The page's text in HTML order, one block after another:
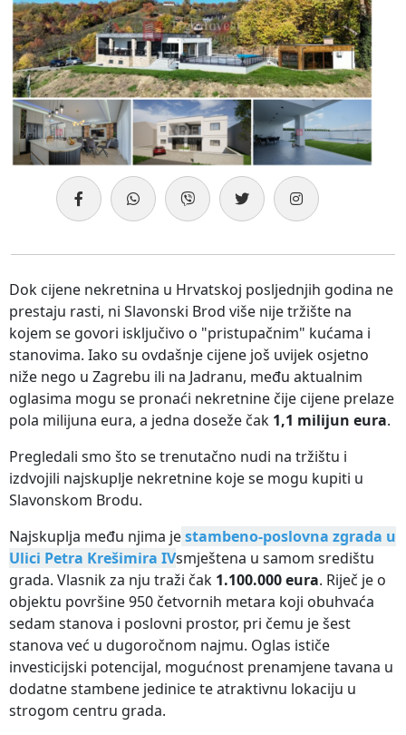
Dok cijene nekretnina u Hrvatskoj posljednjih godina ne
prestaju rasti, ni Slavonski Brod više nije tržište na
kojem se govori isključivo o "pristupačnim" kućama i
stanovima. Iako su ovdašnje cijene još uvijek osjetno
niže nego u Zagrebu ili na Jadranu, među aktualnim
oglasima mogu se pronaći nekretnine čije cijene prelaze
pola milijuna eura, a jedna doseže čak 1,1 milijun eura.
Pregledali smo što se trenutačno nudi na tržištu i
izdvojili najskuplje nekretnine koje se mogu kupiti u
Slavonskom Brodu.
Najskuplja među njima jestambeno-poslovna zgrada u
Ulici Petra Krešimira IVsmještena u samom središtu
grada. Vlasnik za nju traži čak 1.100.000 eura. Riječ je o
objektu površine 950 četvornih metara koji obuhvaća
sedam stanova i poslovni prostor, pri čemu je šest
stanova već u dugoročnom najmu. Oglas ističe
investicijski potencijal, mogućnost prenamjene tavana u
dodatne stambene jedinice te atraktivnu lokaciju u
strogom centru grada.